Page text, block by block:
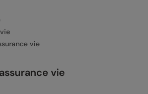
vie
vie